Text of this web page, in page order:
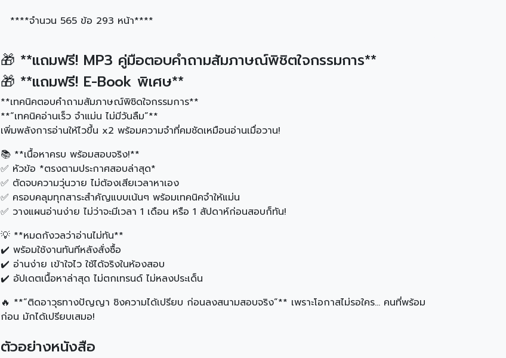
****จำนวน 565 ข้อ 293 หน้า****
🎁 **แถมฟรี! MP3 คู่มือตอบคำถามสัมภาษณ์พิชิตใจกรรมการ**
🎁 **แถมฟรี! E-Book พิเศษ**
**เทคนิคตอบคำถามสัมภาษณ์พิชิดใจกรรมการ**
**“เทคนิคอ่านเร็ว จำแม่น ไม่มีวันลืม”**
เพิ่มพลังการอ่านให้ไวขึ้น x2 พร้อมความจำที่คมชัดเหมือนอ่านเมื่อวาน!
📚 **เนื้อหาครบ พร้อมสอบจริง!**
✅ หัวข้อ *ตรงตามประกาศสอบล่าสุด*
✅ ตัดจบความวุ่นวาย ไม่ต้องเสียเวลาหาเอง
✅ ครอบคลุมทุกสาระสำคัญแบบเน้นๆ พร้อมเทคนิคจำให้แม่น
✅ วางแผนอ่านง่าย ไม่ว่าจะมีเวลา 1 เดือน หรือ 1 สัปดาห์ก่อนสอบก็ทัน!
💡 **หมดกังวลว่าอ่านไม่ทัน**
✔️ พร้อมใช้งานทันทีหลังสั่งซื้อ
✔️ อ่านง่าย เข้าใจไว ใช้ได้จริงในห้องสอบ
✔️ อัปเดตเนื้อหาล่าสุด ไม่ตกเทรนด์ ไม่หลงประเด็น
🔥 **“ติดอาวุธทางปัญญา ชิงความได้เปรียบ ก่อนลงสนามสอบจริง”** เพราะโอกาสไม่รอใคร… คนที่พร้อม
ก่อน มักได้เปรียบเสมอ!
ตัวอย่างหนังสือ